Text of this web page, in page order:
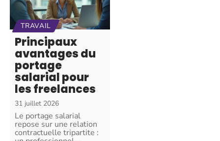
TRAVAIL
Principaux
avantages du
portage
salarial pour
les freelances
31 juillet 2026
Le portage salarial
repose sur une relation
contractuelle tripartite :